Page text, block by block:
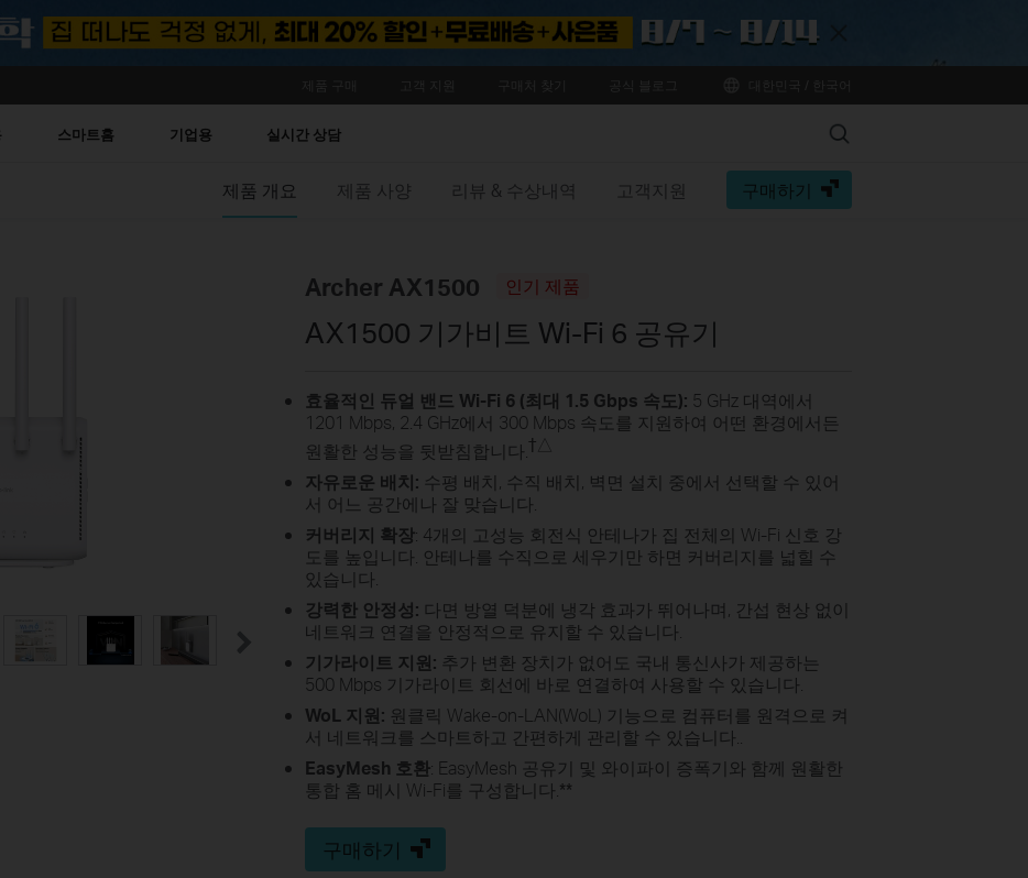
스마트홈 기업용 실시간 상담 Search
제품 개요 제품 사양 리뷰 & 수상내역 고객지원 구매하기
Archer AX1500 인기 제품
AX1500 기가비트 Wi-Fi 6 공유기
효율적인 듀얼 밴드 Wi-Fi 6 (최대 1.5 Gbps 속도): 5 GHz 대역에서
1201 Mbps, 2.4 GHz에서 300 Mbps 속도를 지원하여 어떤 환경에서든
원활한 성능을 뒷받침합니다. †△
자유로운 배치: 수평 배치, 수직 배치, 벽면 설치 중에서 선택할 수 있어
서 어느 공간에나 잘 맞습니다.
커버리지 확장: 4개의 고성능 회전식 안테나가 집 전체의 Wi-Fi 신호 강
도를 높입니다. 안테나를 수직으로 세우기만 하면 커버리지를 넓힐 수
있습니다.
강력한 안정성: 다면 방열 덕분에 냉각 효과가 뛰어나며, 간섭 현상 없이
네트워크 연결을 안정적으로 유지할 수 있습니다.
기가라이트 지원: 추가 변환 장치가 없어도 국내 통신사가 제공하는
500 Mbps 기가라이트 회선에 바로 연결하여 사용할 수 있습니다.
WoL 지원: 원클릭 Wake-on-LAN(WoL ) 기능으로 컴퓨터를 원격으로 켜
서 네트워크를 스마트하고 간편하게 관리할 수 있습니다.
EasyMesh 호환: EasyMesh 공유기 및 와이파이 증폭기와 함께 원활한
통합 홈 메시 Wi-Fi를 구성합니다. **
구매하기